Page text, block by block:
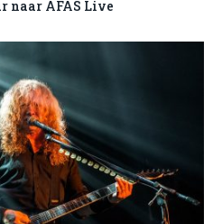
naar AFAS Live